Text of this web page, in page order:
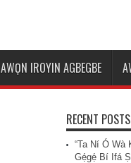
AWỌN IROYIN AGBEGBE
RECENT POSTS
“Ta Ní Ó Wà
Gẹ́gẹ́ Bí Ifá